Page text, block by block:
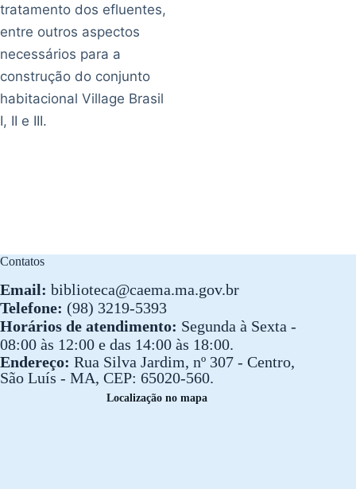
tratamento dos efluentes,
entre outros aspectos
necessários para a
construção do conjunto
habitacional Village Brasil
I, II e III.
Contatos
Email: biblioteca@caema.ma.gov.br
Telefone: (98) 3219-5393
Horários de atendimento: Segunda à Sexta -
08:00 às 12:00 e das 14:00 às 18:00.
Endereço: Rua Silva Jardim, nº 307 - Centro,
São Luís - MA, CEP: 65020-560.
Localização no mapa